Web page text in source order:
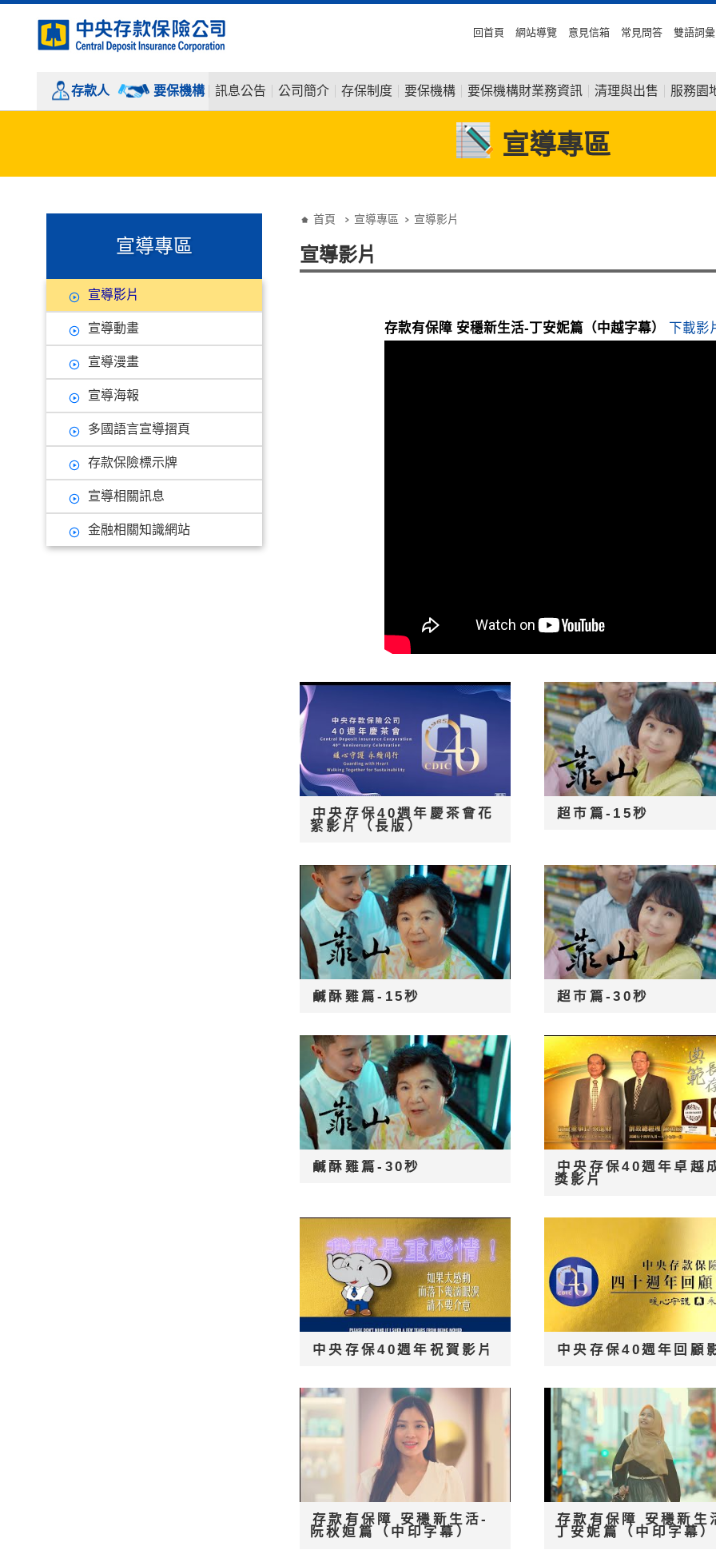
回首頁 網站導覽 意見信箱 常見問答 雙語詞彙
存款人 要保機構 訊息公告 公司簡介 存保制度 要保機構 要保機構財業務資訊 清理與出售 服務園
宣導專區
宣導專區
宣導影片
宣導動畫
宣導漫畫
宣導海報
多國語言宣導摺頁
存款保險標示牌
宣導相關訊息
金融相關知識網站
首頁 宣導專區 宣導影片
宣導影片
存款有保障 安穩新生活-丁安妮篇（中越字幕） 下載影
中央存保40週年慶茶會花
絮影片（長版）
超市篇-15秒
鹹酥雞篇-15秒 超市篇-30秒
鹹酥雞篇-30秒
中央存保40週年卓越
獎影片
中央存保40週年祝賀影片 中央存保40週年回顧
存款有保障 安穩新生活-
阮秋姮篇（中印字幕）
存款有保障 安穩新生
丁安妮篇（中印字幕）